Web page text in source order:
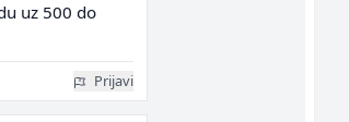
uz 500 do
Prijavi